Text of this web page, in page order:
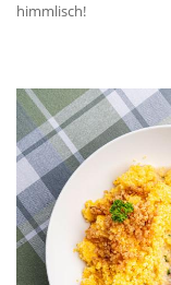
himmlisch!